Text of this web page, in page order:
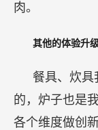
肉。
其他的体验升
餐具、炊具
的，炉子也是
各个维度做创